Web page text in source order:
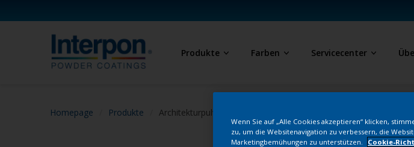
Produkte Farben Servicecenter
Homepage Produkte Architekturpulverbeschichtungen
Wenn Sie auf „Alle Cookies akzeptieren“ klicken,
zu, um die Websitenavigation zu verbessern, die
Marketingbemühungen zu unterstützen.
Cookie-